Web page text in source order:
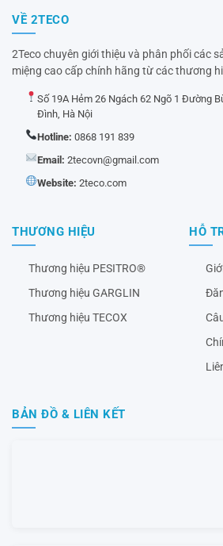
VỀ 2TECO
2Teco chuyên giới thiệu và phân phối các
miệng cao cấp chính hãng từ các thương
Số 19A Hẻm 26 Ngách 62 Ngõ 1 Đường
Đình, Hà Nội
Hotline: 0868 191 839
Email: 2tecovn@gmail.com
Website: 2teco.com
THƯƠNG HIỆU
Thương hiệu PESITRO®
Thương hiệu GARGLIN
Thương hiệu TECOX
HỖ
BẢN ĐỒ & LIÊN KẾT